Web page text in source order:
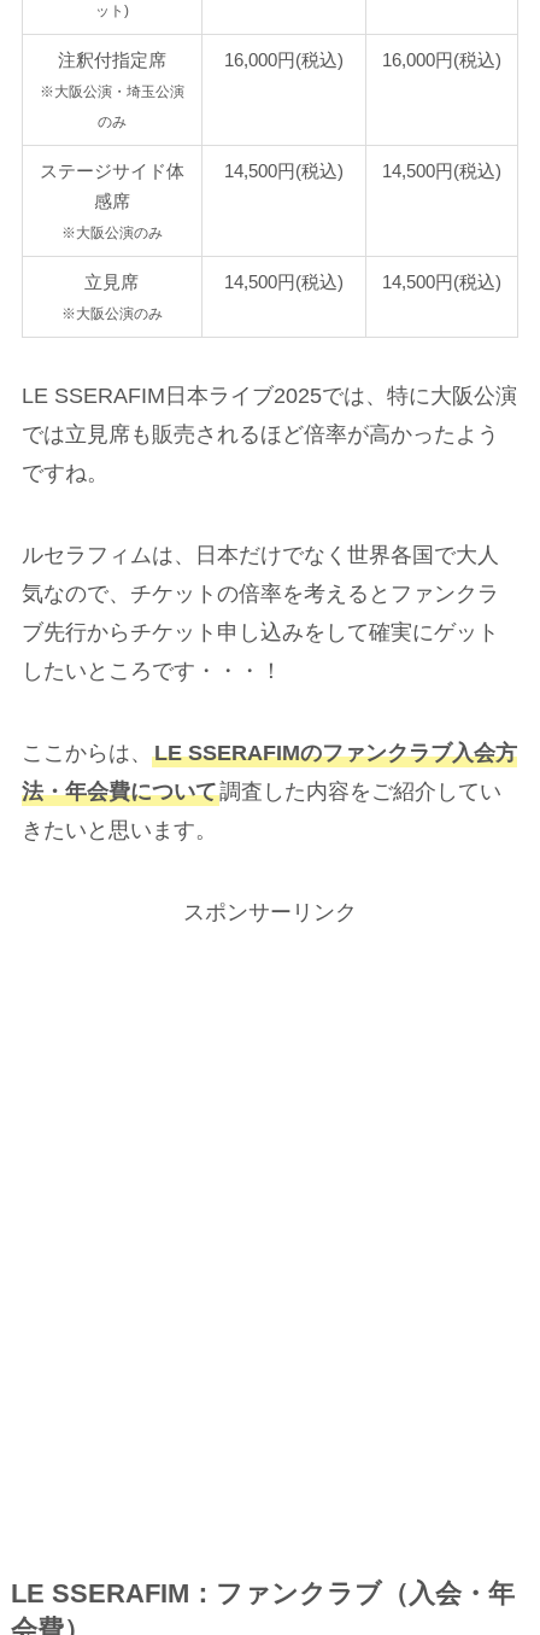
ット)
注釈付指定席
※大阪公演・埼玉公演
のみ
16,000円(税込) 16,000円(税込)
ステージサイド体
感席
※大阪公演のみ
14,500円(税込) 14,500円(税込)
立見席
※大阪公演のみ
14,500円(税込) 14,500円(税込)
LE SSERAFIM日本ライブ2025では、特に大阪公演
では立見席も販売されるほど倍率が高かったよう
ですね。
ルセラフィムは、日本だけでなく世界各国で大人
気なので、チケットの倍率を考えるとファンクラ
ブ先行からチケット申し込みをして確実にゲット
したいところです・・・！
ここからは、 LE SSERAFIMのファンクラブ入会方
法・年会費について調査した内容をご紹介してい
きたいと思います。
スポンサーリンク
LE SSERAFIM：ファンクラブ（入会・年